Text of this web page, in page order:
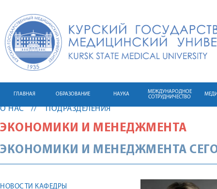
ГЛАВНАЯ ОБРАЗОВАНИЕ НАУКА
МЕЖДУНАРОДНОЕ
СОТРУДНИЧЕСТВО
О НАС ПОДРАЗДЕЛЕНИЯ
ЭКОНОМИКИ И МЕНЕДЖМЕНТА
ЭКОНОМИКИ И МЕНЕДЖМЕНТА
НОВОСТИ КАФЕДРЫ